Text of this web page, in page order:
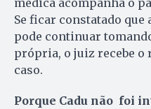
Se ficar constatado que
pode continuar
própria, o juiz recebe o
caso.
Porque Cadu não foi